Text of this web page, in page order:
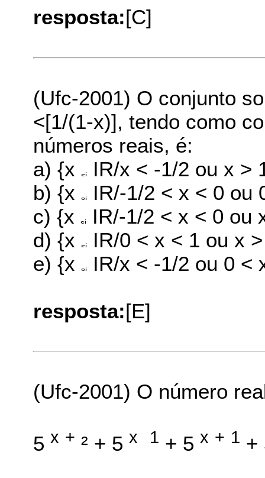
resposta:[C]
(Ufc-2001) O conjunto
<[1/(1-x)], tendo como
números reais, é:
a) {x IR/x < -1/2 ou x >
b) {x IR/-1/2 < x < 0 ou
c) {x IR/-1/2 < x < 0 ou
d) {x IR/0 < x < 1 ou x
e) {x IR/x < -1/2 ou 0 <
resposta:[E]
(Ufc-2001) O número
5x + ² + 5x 1 + 5x + 1